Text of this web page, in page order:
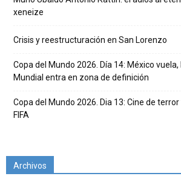
xeneize
Crisis y reestructuración en San Lorenzo
Copa del Mundo 2026. Día 14: México vuela,
Mundial entra en zona de definición
Copa del Mundo 2026. Dia 13: Cine de
FIFA
Archivos